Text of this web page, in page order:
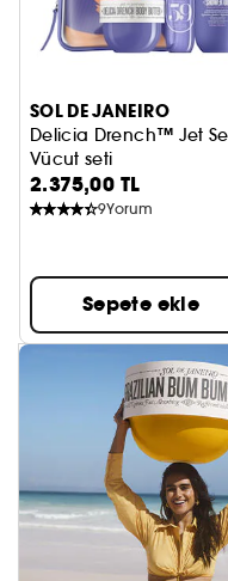
SOL DE JANEIRO
Delicia Drench™ Jet
Vücut seti
2.375,00 TL
9Yorum
Sepete ekle